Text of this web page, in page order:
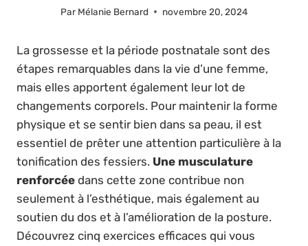
Par Mélanie Bernard novembre 20, 2024
La grossesse et la période postnatale sont des
étapes remarquables dans la vie d’une femme,
mais elles apportent également leur lot de
changements corporels. Pour maintenir la forme
physique et se sentir bien dans sa peau, il est
essentiel de prêter une attention particulière à la
tonification des fessiers. Une musculature
renforcée dans cette zone contribue non
seulement à l’esthétique, mais également au
soutien du dos et à l’amélioration de la posture.
Découvrez cinq exercices efficaces qui vous